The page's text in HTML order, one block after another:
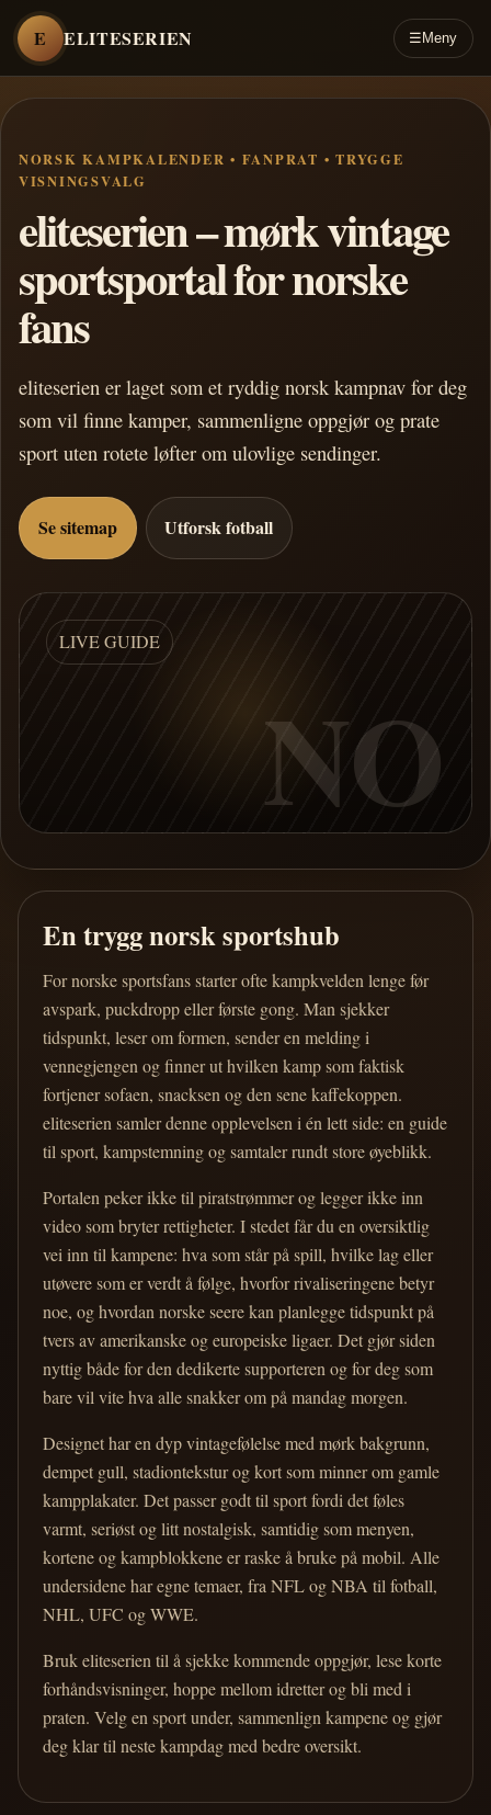
E ELITESERIEN ☰ Meny
NORSK KAMPKALENDER • FANPRAT • TRYGGE
VISNINGSVALG
eliteserien – mørk vintage
sportsportal for norske
fans
eliteserien er laget som et ryddig norsk kampnav for deg
som vil finne kamper, sammenligne oppgjør og prate
sport uten rotete løfter om ulovlige sendinger.
Se sitemap Utforsk fotball
LIVE GUIDE
NO
En trygg norsk sportshub
For norske sportsfans starter ofte kampkvelden lenge før
avspark, puckdropp eller første gong. Man sjekker
tidspunkt, leser om formen, sender en melding i
vennegjengen og finner ut hvilken kamp som faktisk
fortjener sofaen, snacksen og den sene kaffekoppen.
eliteserien samler denne opplevelsen i én lett side: en guide
til sport, kampstemning og samtaler rundt store øyeblikk.
Portalen peker ikke til piratstrømmer og legger ikke inn
video som bryter rettigheter. I stedet får du en oversiktlig
vei inn til kampene: hva som står på spill, hvilke lag eller
utøvere som er verdt å følge, hvorfor rivaliseringene betyr
noe, og hvordan norske seere kan planlegge tidspunkt på
tvers av amerikanske og europeiske ligaer. Det gjør siden
nyttig både for den dedikerte supporteren og for deg som
bare vil vite hva alle snakker om på mandag morgen.
Designet har en dyp vintagefølelse med mørk bakgrunn,
dempet gull, stadiontekstur og kort som minner om gamle
kampplakater. Det passer godt til sport fordi det føles
varmt, seriøst og litt nostalgisk, samtidig som menyen,
kortene og kampblokkene er raske å bruke på mobil. Alle
undersidene har egne temaer, fra NFL og NBA til fotball,
NHL, UFC og WWE.
Bruk eliteserien til å sjekke kommende oppgjør, lese korte
forhåndsvisninger, hoppe mellom idretter og bli med i
praten. Velg en sport under, sammenlign kampene og gjør
deg klar til neste kampdag med bedre oversikt.